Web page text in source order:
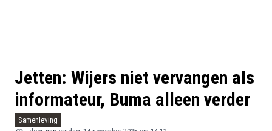
Jetten: Wijers niet vervangen als
informateur, Buma alleen verder
Samenleving